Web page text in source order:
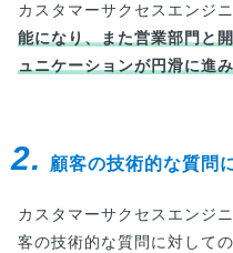
カスタマーサクセスエンジ
能になり、また営業部門と
ュニケーションが円滑に進み
2. 顧客の技術的な質問
カスタマーサクセスエンジ
客の技術的な質問に対しての